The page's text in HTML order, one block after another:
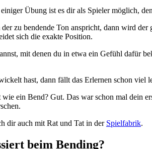
Übung ist es dir als Spieler möglich,
zu bendende Ton anspricht, dann wird
sich die exakte Position.
mit denen du in etwa ein Gefühl dafür
hast, dann fällt das Erlernen schon viel
ein Bend? Gut. Das war schon mal dein
dir auch mit Rat und Tat in der Spielfabrik.
beim Bending?